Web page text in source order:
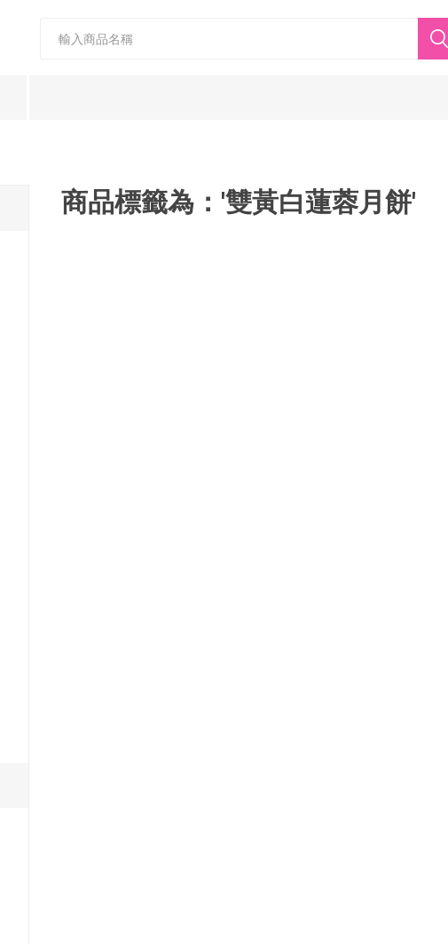
商品標籤為：'雙黃白蓮蓉月餅'